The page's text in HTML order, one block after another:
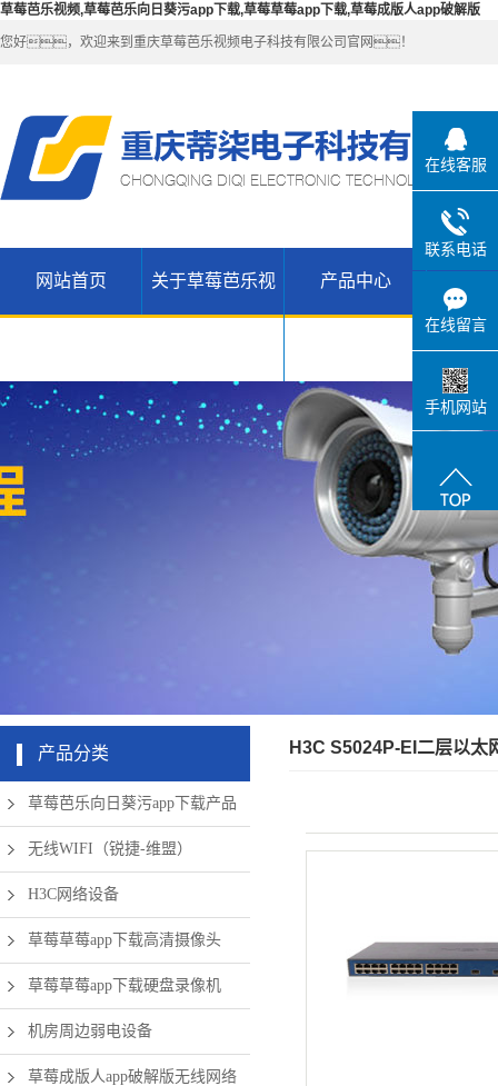
草莓芭乐视频,草莓芭乐向日葵污app下载,草莓草莓app下载,草莓成版人app破解版
您好，欢迎来到重庆草莓芭乐视频电子科技有限公司官网！
网站首页 关于草莓芭乐视
乐视频
产品中心
下载产品
WIFI（锐捷-
维盟）
H3C网络设
备
草莓草莓
app下载高
清摄像头
草莓草莓
app下载硬
盘录像机
机房周边弱
电设备
草莓成版人
产品分类
草莓芭乐向日葵污app下载产品
无线WIFI（锐捷-维盟）
H3C网络设备
草莓草莓app下载高清摄像头
草莓草莓app下载硬盘录像机
机房周边弱电设备
草莓成版人app破解版无线网络
H3C S5024P-EI二层以太
在线客服
联系电话
在线留言
手机网站